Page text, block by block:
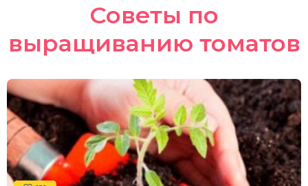
Советы по
выращиванию томатов